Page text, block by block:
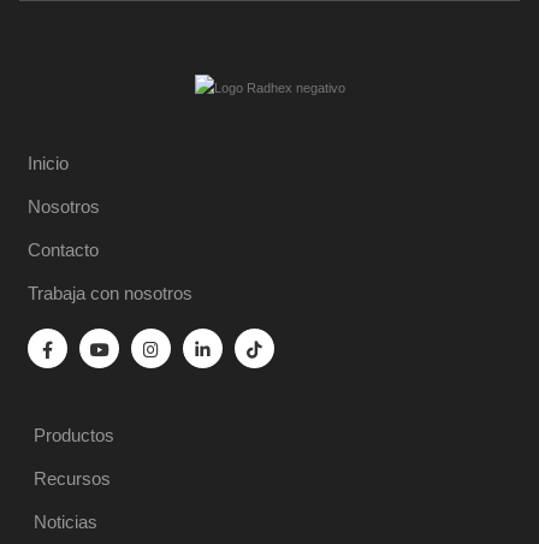
Inicio
Nosotros
Contacto
Trabaja con nosotros
Productos
Recursos
Noticias